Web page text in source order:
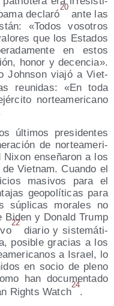
decla­ró
20
ante las
«Todos voso­tros
que los Esta­dos
en estos
honor y decen­cia».
John­son via­jó a Viet­
reu­ni­das: «En toda
nor­te­ame­ri­cano
últi­mos pre­si­den­tes
de nor­te­ame­ri­
ense­ña­ron a los
Viet­nam. Cuan­do el
masi­vos para el
geo­po­lí­ti­cas para
súpli­cas mora­les no
y Donald Trump
22
dia­rio y sis­te­má­ti­
posi­ble gra­cias a los
a Israel, lo
en socio de pleno
han docu­men­ta­do
Rights Watch
24
.